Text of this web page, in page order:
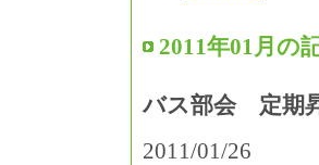
2011年01月の
バス部会 定期
2011/01/26